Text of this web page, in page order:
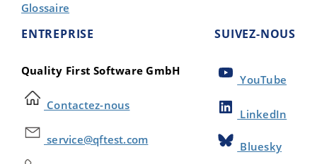
Glossaire
ENTREPRISE
Quality First Software GmbH
Contactez-nous
service@qftest.com
SUIVEZ-NOUS
YouTube
LinkedIn
Bluesky